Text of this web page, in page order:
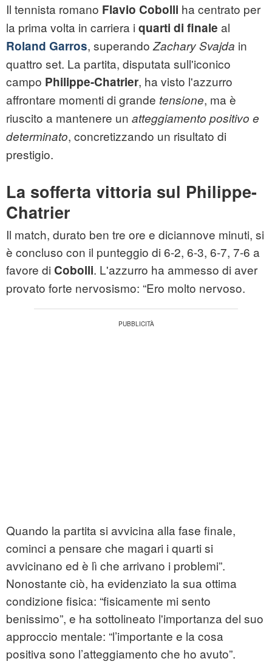
Il tennista romano Flavio Cobolli ha centrato per
la prima volta in carriera i quarti di finale al
Roland Garros, superando Zachary Svajda in
quattro set. La partita, disputata sull'iconico
campo Philippe-Chatrier, ha visto l'azzurro
affrontare momenti di grande tensione, ma è
riuscito a mantenere un atteggiamento positivo e
determinato, concretizzando un risultato di
prestigio.
La sofferta vittoria sul Philippe-
Chatrier
Il match, durato ben tre ore e diciannove minuti, si
è concluso con il punteggio di 6-2, 6-3, 6-7, 7-6 a
favore di Cobolli. L'azzurro ha ammesso di aver
provato forte nervosismo: “Ero molto nervoso.
Quando la partita si avvicina alla fase finale,
cominci a pensare che magari i quarti si
avvicinano ed è lì che arrivano i problemi”.
Nonostante ciò, ha evidenziato la sua ottima
condizione fisica: “fisicamente mi sento
benissimo”, e ha sottolineato l'importanza del suo
approccio mentale: “l’importante e la cosa
positiva sono l’atteggiamento che ho avuto”.